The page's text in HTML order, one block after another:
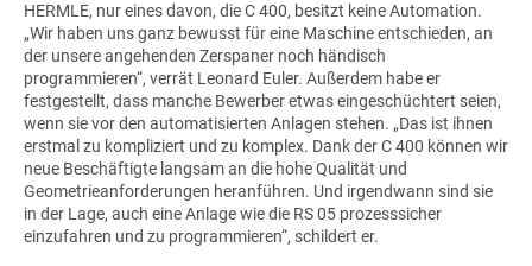
HERMLE, nur eines davon, die C 400, besitzt keine Automation.
„Wir haben uns ganz bewusst für eine Maschine entschieden, an
der unsere angehenden Zerspaner noch händisch
programmieren“, verrät Leonard Euler. Außerdem habe er
festgestellt, dass manche Bewerber etwas eingeschüchtert seien,
wenn sie vor den automatisierten Anlagen stehen. „Das ist ihnen
erstmal zu kompliziert und zu komplex. Dank der C 400 können wir
neue Beschäftigte langsam an die hohe Qualität und
Geometrieanforderungen heranführen. Und irgendwann sind sie
in der Lage, auch eine Anlage wie die RS 05 prozesssicher
einzufahren und zu programmieren“, schildert er.